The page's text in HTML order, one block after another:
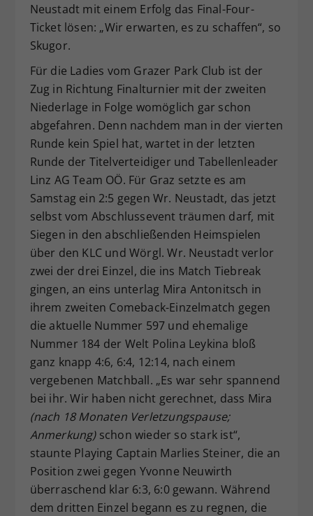
Neustadt mit einem Erfolg das Final-Four-
Ticket lösen: „Wir erwarten, es zu schaffen“, so
Skugor.
Für die Ladies vom Grazer Park Club ist der
Zug in Richtung Finalturnier mit der zweiten
Niederlage in Folge womöglich gar schon
abgefahren. Denn nachdem man in der vierten
Runde kein Spiel hat, wartet in der letzten
Runde der Titelverteidiger und Tabellenleader
Linz AG Team OÖ. Für Graz setzte es am
Samstag ein 2:5 gegen Wr. Neustadt, das jetzt
selbst vom Abschlussevent träumen darf, mit
Siegen in den abschließenden Heimspielen
über den KLC und Wörgl. Wr. Neustadt verlor
zwei der drei Einzel, die ins Match Tiebreak
gingen, an eins unterlag Mira Antonitsch in
ihrem zweiten Comeback-Einzelmatch gegen
die aktuelle Nummer 597 und ehemalige
Nummer 184 der Welt Polina Leykina bloß
ganz knapp 4:6, 6:4, 12:14, nach einem
vergebenen Matchball. „Es war sehr spannend
bei ihr. Wir haben nicht gerechnet, dass Mira
(nach 18 Monaten Verletzungspause;
Anmerkung)schon wieder so stark ist“,
staunte Playing Captain Marlies Steiner, die an
Position zwei gegen Yvonne Neuwirth
überraschend klar 6:3, 6:0 gewann. Während
dem dritten Einzel begann es zu regnen, die